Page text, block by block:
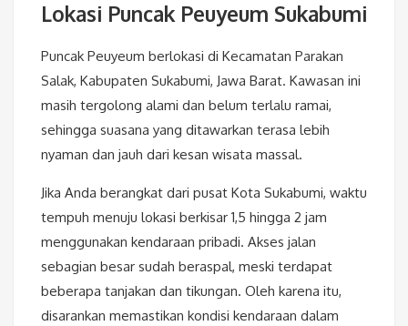
Lokasi Puncak Peuyeum Sukabumi
Puncak Peuyeum berlokasi di Kecamatan Parakan
Salak, Kabupaten Sukabumi, Jawa Barat. Kawasan ini
masih tergolong alami dan belum terlalu ramai,
sehingga suasana yang ditawarkan terasa lebih
nyaman dan jauh dari kesan wisata massal.
Jika Anda berangkat dari pusat Kota Sukabumi, waktu
tempuh menuju lokasi berkisar 1,5 hingga 2 jam
menggunakan kendaraan pribadi. Akses jalan
sebagian besar sudah beraspal, meski terdapat
beberapa tanjakan dan tikungan. Oleh karena itu,
disarankan memastikan kondisi kendaraan dalam